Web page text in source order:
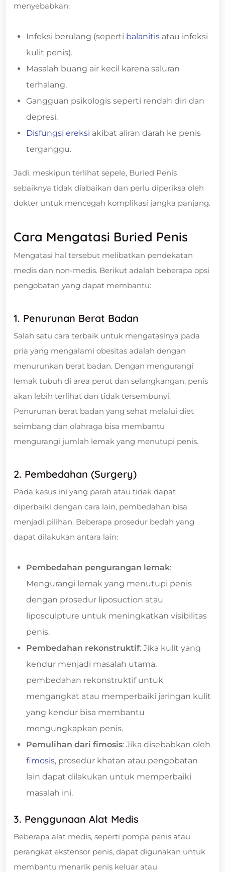
menyebabkan:
Infeksi berulang (seperti balanitis atau infeksi
kulit penis).
Masalah buang air kecil karena saluran
terhalang.
Gangguan psikologis seperti rendah diri dan
depresi.
Disfungsi ereksi akibat aliran darah ke penis
terganggu.
Jadi, meskipun terlihat sepele, Buried Penis
sebaiknya tidak diabaikan dan perlu diperiksa oleh
dokter untuk mencegah komplikasi jangka panjang.
Cara Mengatasi Buried Penis
Mengatasi hal tersebut melibatkan pendekatan
medis dan non-medis. Berikut adalah beberapa opsi
pengobatan yang dapat membantu:
1. Penurunan Berat Badan
Salah satu cara terbaik untuk mengatasinya pada
pria yang mengalami obesitas adalah dengan
menurunkan berat badan. Dengan mengurangi
lemak tubuh di area perut dan selangkangan, penis
akan lebih terlihat dan tidak tersembunyi.
Penurunan berat badan yang sehat melalui diet
seimbang dan olahraga bisa membantu
mengurangi jumlah lemak yang menutupi penis.
2. Pembedahan (Surgery)
Pada kasus ini yang parah atau tidak dapat
diperbaiki dengan cara lain, pembedahan bisa
menjadi pilihan. Beberapa prosedur bedah yang
dapat dilakukan antara lain:
Pembedahan pengurangan lemak:
Mengurangi lemak yang menutupi penis
dengan prosedur liposuction atau
liposculpture untuk meningkatkan visibilitas
penis.
Pembedahan rekonstruktif: Jika kulit yang
kendur menjadi masalah utama,
pembedahan rekonstruktif untuk
mengangkat atau memperbaiki jaringan kulit
yang kendur bisa membantu
mengungkapkan penis.
Pemulihan dari fimosis: Jika disebabkan oleh
fimosis, prosedur khatan atau pengobatan
lain dapat dilakukan untuk memperbaiki
masalah ini.
3. Penggunaan Alat Medis
Beberapa alat medis, seperti pompa penis atau
perangkat ekstensor penis, dapat digunakan untuk
membantu menarik penis keluar atau